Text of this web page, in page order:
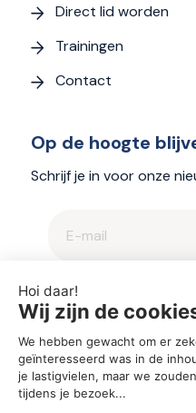
Direct lid worden
Trainingen
Contact
Op de hoogte
Schrijf je in voor onze